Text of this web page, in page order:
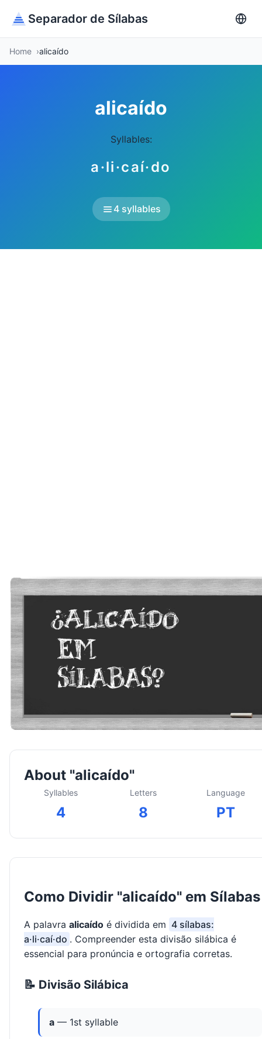
Separador de Sílabas
Home alicaído
alicaído
Syllables:
a·li·caí·do
4 syllables
About "alicaído"
Syllables
4
Letters
8
Language
PT
Como Dividir "alicaído" em Sílabas
A palavra alicaído é dividida em 4 sílabas:
a·li·caí·do . Compreender esta divisão silábica é
essencial para pronúncia e ortografia corretas.
📝 Divisão Silábica
a — 1st syllable